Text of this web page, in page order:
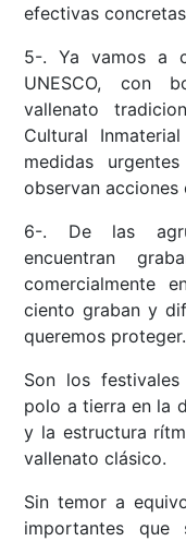
efectivas
5-. Ya vamos a
UNESCO, con
vallenato
Cultural
medidas
observan
6-. De las
encuentran
comercialmente
ciento graban y
queremos proteger.
Son los
polo a tierra en la
y la estructura
vallenato clásico.
Sin temor a
importantes que